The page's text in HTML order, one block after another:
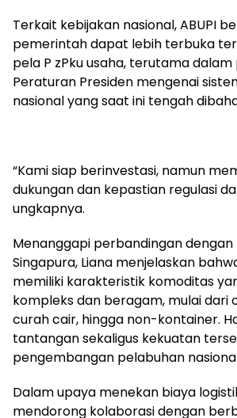
Terkait kebijakan nasional, ABUPI
pemerintah dapat lebih terbuka
pela P zPku usaha, terutama
Peraturan Presiden mengenai
nasional yang saat ini tengah
“Kami siap berinvestasi, namun
dukungan dan kepastian regulasi
ungkapnya.
Menanggapi perbandingan
Singapura, Liana menjelaskan
memiliki karakteristik komoditas
kompleks dan beragam, mulai dari
curah cair, hingga non-kontainer.
tantangan sekaligus kekuatan
pengembangan pelabuhan
Dalam upaya menekan biaya
mendorong kolaborasi dengan